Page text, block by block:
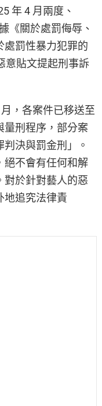
年 4 月兩度、
《關於處罰侮辱、
處罰性暴力犯罪的
意貼文提起刑事訴
，各案件已移送至
量刑程序，部分案
決與罰金刑」。
絕不會有任何和解
對於針對藝人的惡
地追究法律責